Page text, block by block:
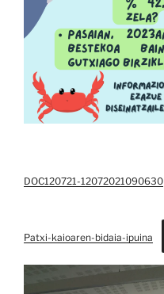
DOC120721-12072021090630
Patxi-kaioaren-bidaia-ipuina